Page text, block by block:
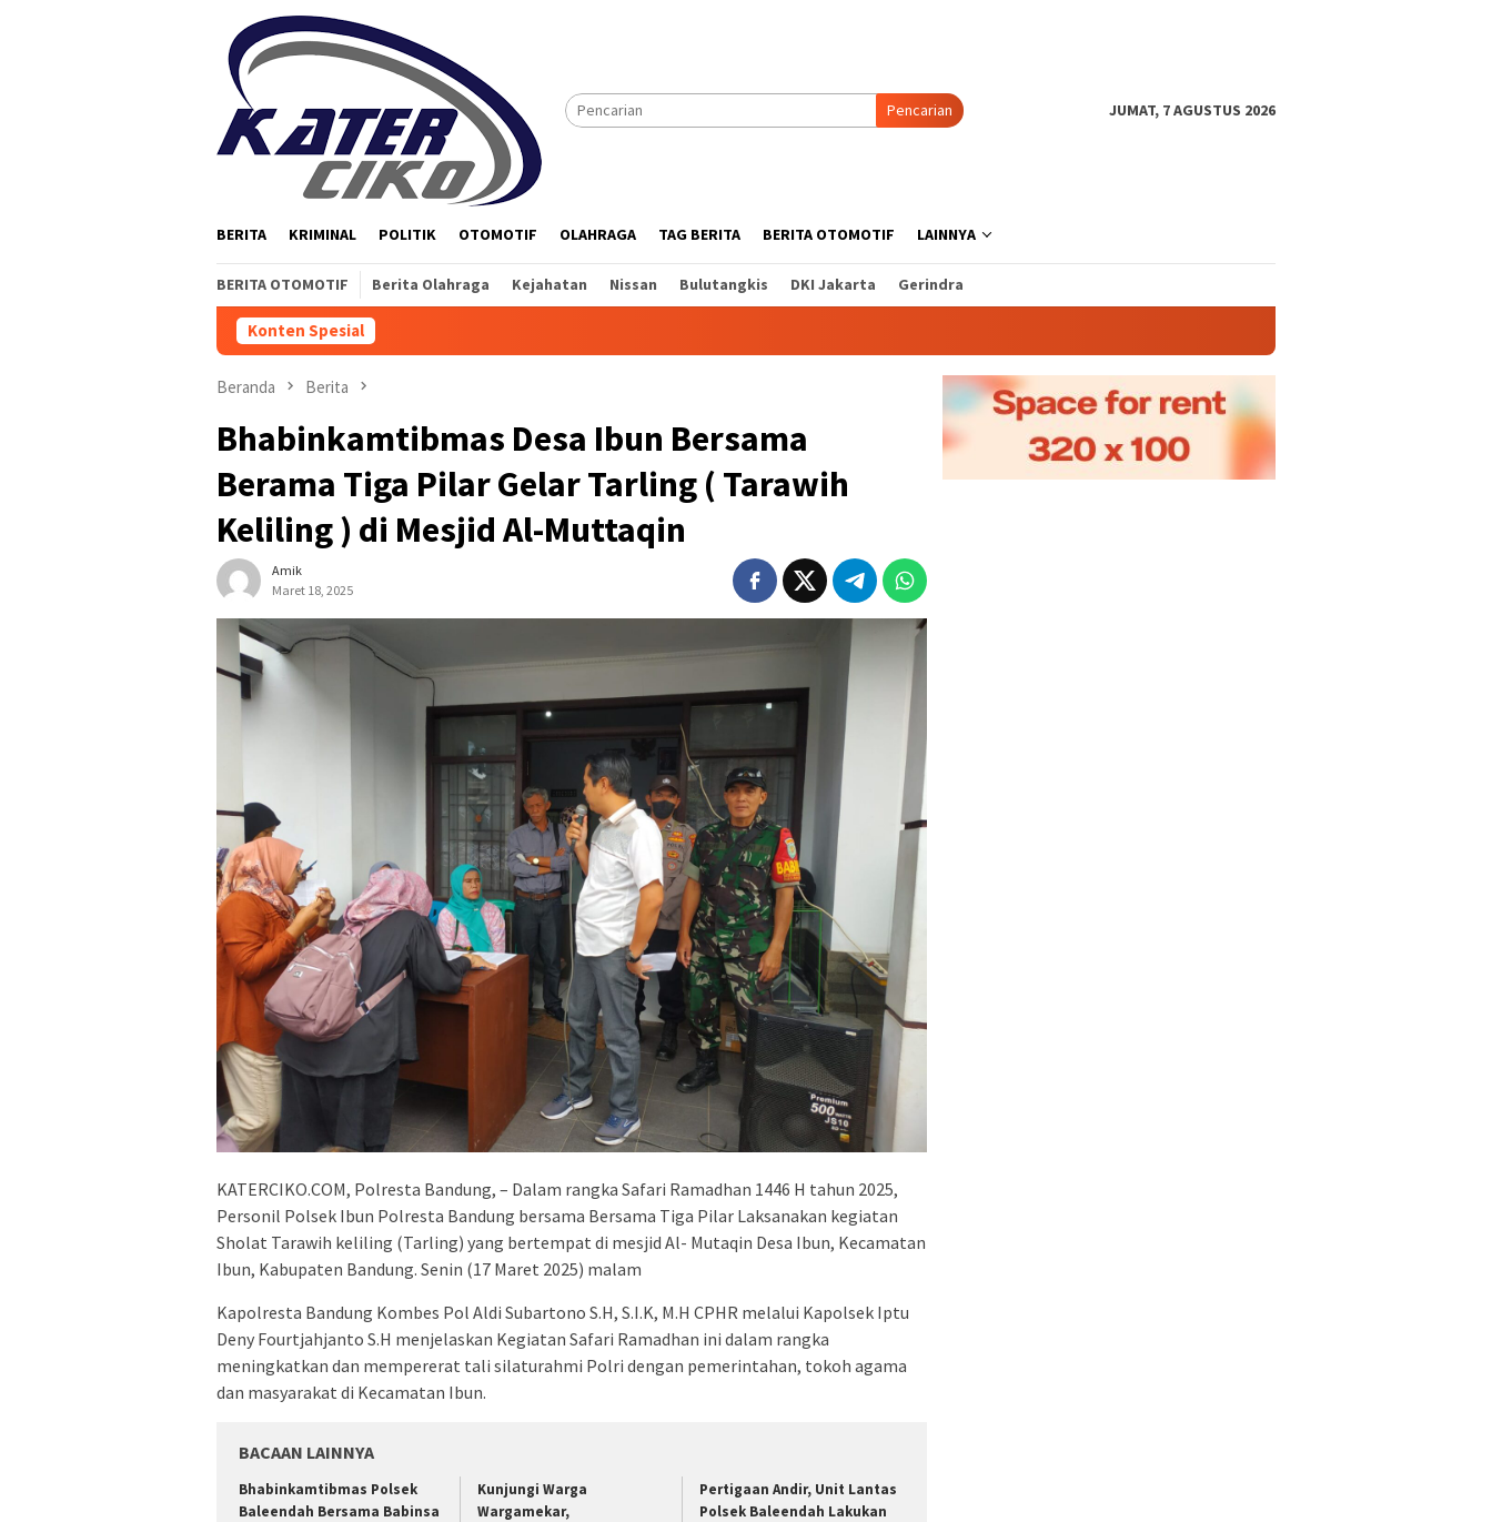
Pencarian JUMAT, 7 AGUSTUS 2026
BERITA KRIMINAL POLITIK OTOMOTIF OLAHRAGA TAG BERITA BERITA OTOMOTIF LAINNYA
BERITA OTOMOTIF Berita Olahraga Kejahatan Nissan Bulutangkis DKI Jakarta Gerindra
Konten Spesial
Beranda Berita
Bhabinkamtibmas Desa Ibun Bersama
Berama Tiga Pilar Gelar Tarling ( Tarawih
Keliling ) di Mesjid Al-Muttaqin
Amik
Maret 18, 2025
KATERCIKO.COM, Polresta Bandung, – Dalam rangka Safari Ramadhan 1446 H tahun 2025,
Personil Polsek Ibun Polresta Bandung bersama Bersama Tiga Pilar Laksanakan kegiatan
Sholat Tarawih keliling (Tarling) yang bertempat di mesjid Al- Mutaqin Desa Ibun, Kecamatan
Ibun, Kabupaten Bandung. Senin (17 Maret 2025) malam
Kapolresta Bandung Kombes Pol Aldi Subartono S.H, S.I.K, M.H CPHR melalui Kapolsek Iptu
Deny Fourtjahjanto S.H menjelaskan Kegiatan Safari Ramadhan ini dalam rangka
meningkatkan dan mempererat tali silaturahmi Polri dengan pemerintahan, tokoh agama
dan masyarakat di Kecamatan Ibun.
BACAAN LAINNYA
Bhabinkamtibmas Polsek
Baleendah Bersama Babinsa
Kunjungi Warga
Wargamekar,
Pertigaan Andir, Unit Lantas
Polsek Baleendah Lakukan